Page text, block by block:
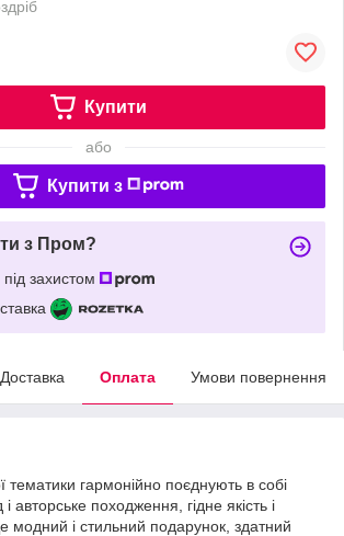
Купити
або
Купити з
з Пром?
захистом
Доставка Оплата Умови повернення
тематики гармонійно поєднують в собі
авторське походження, гідне якість і
модний і стильний подарунок, здатний